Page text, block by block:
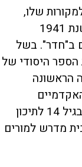
שלו,
צריכים לשוב אל הההתחלה. הוא נולד בשנת 1941
ב"חדר". בשל
הספר היסודי של
הראשונה
בהמשך. מבית הספר היסודי הוא המשיך בגיל 14 לתיכון
מדרש למורים